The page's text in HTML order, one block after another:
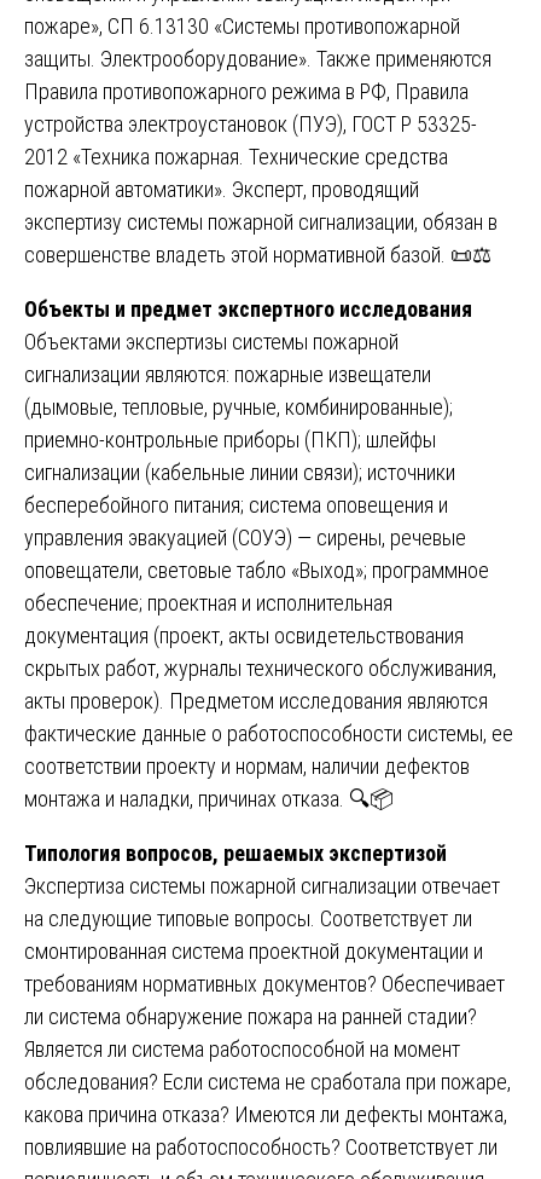
пожаре», СП 6.13130 «Системы противопожарной
защиты. Электрооборудование». Также применяются
Правила противопожарного режима в РФ, Правила
устройства электроустановок (ПУЭ), ГОСТ Р 53325-
2012 «Техника пожарная. Технические средства
пожарной автоматики». Эксперт, проводящий
экспертизу системы пожарной сигнализации, обязан в
совершенстве владеть этой нормативной базой. 📜⚖️
Объекты и предмет экспертного исследования
Объектами экспертизы системы пожарной
сигнализации являются: пожарные извещатели
(дымовые, тепловые, ручные, комбинированные);
приемно-контрольные приборы (ПКП); шлейфы
сигнализации (кабельные линии связи); источники
бесперебойного питания; система оповещения и
управления эвакуацией (СОУЭ) — сирены, речевые
оповещатели, световые табло «Выход»; программное
обеспечение; проектная и исполнительная
документация (проект, акты освидетельствования
скрытых работ, журналы технического обслуживания,
акты проверок). Предметом исследования являются
фактические данные о работоспособности системы, ее
соответствии проекту и нормам, наличии дефектов
монтажа и наладки, причинах отказа. 🔍📦
Типология вопросов, решаемых экспертизой
Экспертиза системы пожарной сигнализации отвечает
на следующие типовые вопросы. Соответствует ли
смонтированная система проектной документации и
требованиям нормативных документов? Обеспечивает
ли система обнаружение пожара на ранней стадии?
Является ли система работоспособной на момент
обследования? Если система не сработала при пожаре,
какова причина отказа? Имеются ли дефекты монтажа,
повлиявшие на работоспособность? Соответствует ли